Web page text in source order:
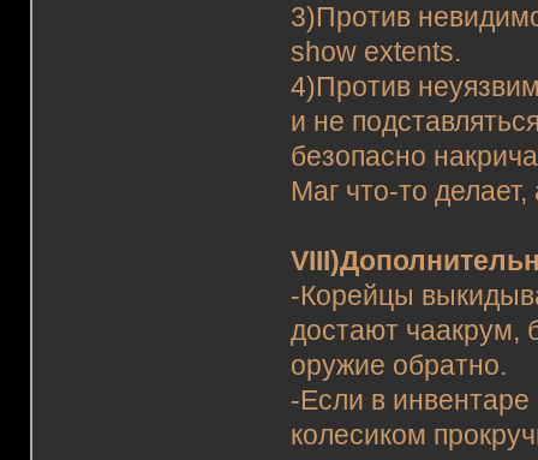
3)Против
show extents.
4)Против
и не
безопасно
Маг что-то
-Корейцы
достают чаакрум,
оружие обратно.
-Если в
колесиком